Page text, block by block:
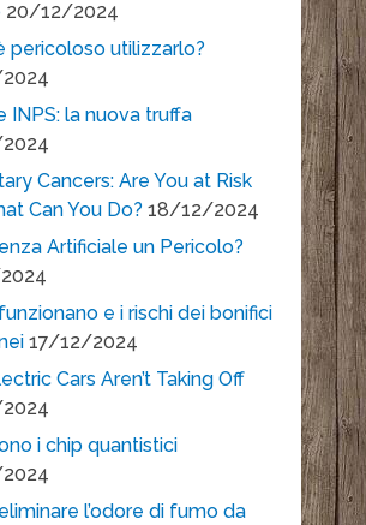
20/12/2024
pericoloso utilizzarlo?
INPS: la nuova truffa
Cancers: Are You at Risk
Can You Do? 18/12/2024
Artificiale un Pericolo?
e i rischi dei bonifici
17/12/2024
Cars Aren’t Taking Off
i chip quantistici
l’odore di fumo da